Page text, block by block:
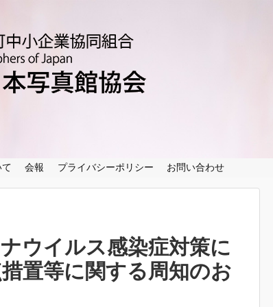
会報 プライバシーポリシー お問い合わせ
ウイルス感染症対策に
置等に関する周知のお
ム
グ記事一覧
館リスト